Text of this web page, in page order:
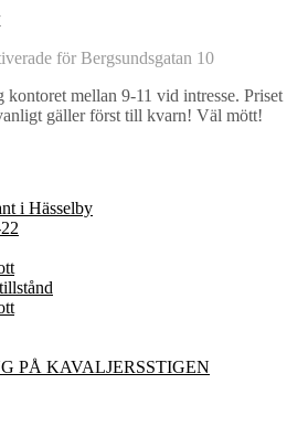
för Bergsundsgatan 10
mellan 9-11 vid intresse. Priset
gäller först till kvarn! Väl mött!
i Hässelby
PÅ KAVALJERSSTIGEN